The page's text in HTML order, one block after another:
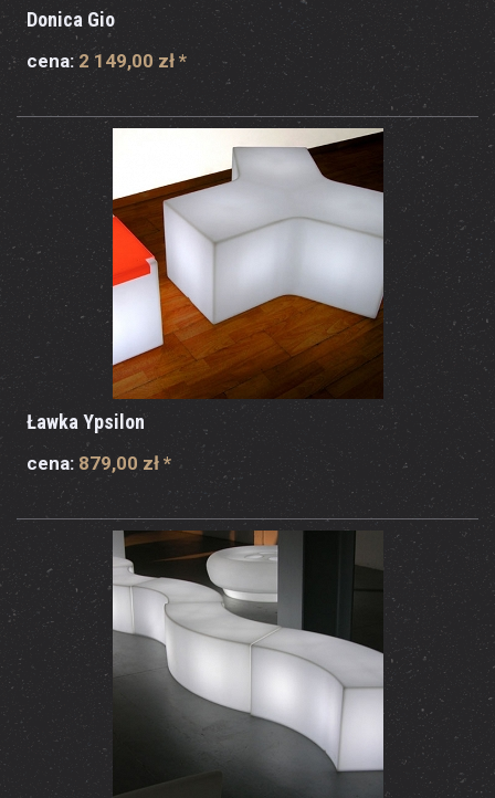
Donica Gio
cena: 2 149,00 zł *
Ławka Ypsilon
cena: 879,00 zł *